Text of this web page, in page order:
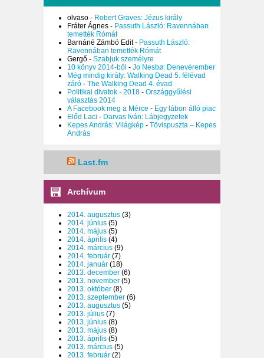
olvaso - Robert Graves: Jézus király
Fráter Ágnes - Passuth László: Ravennában
temették Rómát
Barnáné Zámbó Edit- Passuth László:
Ravennában temették Rómát
Gergő - Szabjuk személyre
10 könyv 2014-ből - Jo Nesbø: Denevérember
Még mindig király: Walking Dead 5. félévad
záró - The Walking Dead 4. évad
Politikai divatok - 2018 - Országgyűlési
választás 2014
A Facebook meg a Mérce - Egy lábon álló piac
Előd Laci - Darvas Iván: Lábjegyzetek
Kepes András: Világkép - Tövispuszta – Kepes
András
Last.fm
Archívum
2014. augusztus (3)
2014. június (5)
2014. május (5)
2014. április (4)
2014. március (9)
2014. február (7)
2014. január (18)
2013. december (6)
2013. november (5)
2013. október (8)
2013. szeptember (6)
2013. augusztus (5)
2013. július (7)
2013. június (8)
2013. május (8)
2013. április (5)
2013. március (5)
2013. február (2)